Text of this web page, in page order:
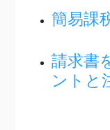
簡易課
請求書
ントと